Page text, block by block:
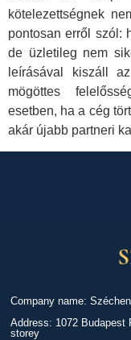
kötelezettségnek
pontosan erről szól:
de üzletileg nem
leírásával kiszáll
mögöttes
esetben, ha a cég
akár újabb partneri
Company name:
Address: 1072 Budapest
storey